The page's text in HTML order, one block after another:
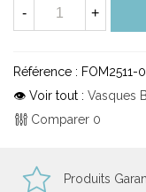
- +
Référence : FOM2511-
👁 Voir tout : Vasques
Comparer 0
Produits